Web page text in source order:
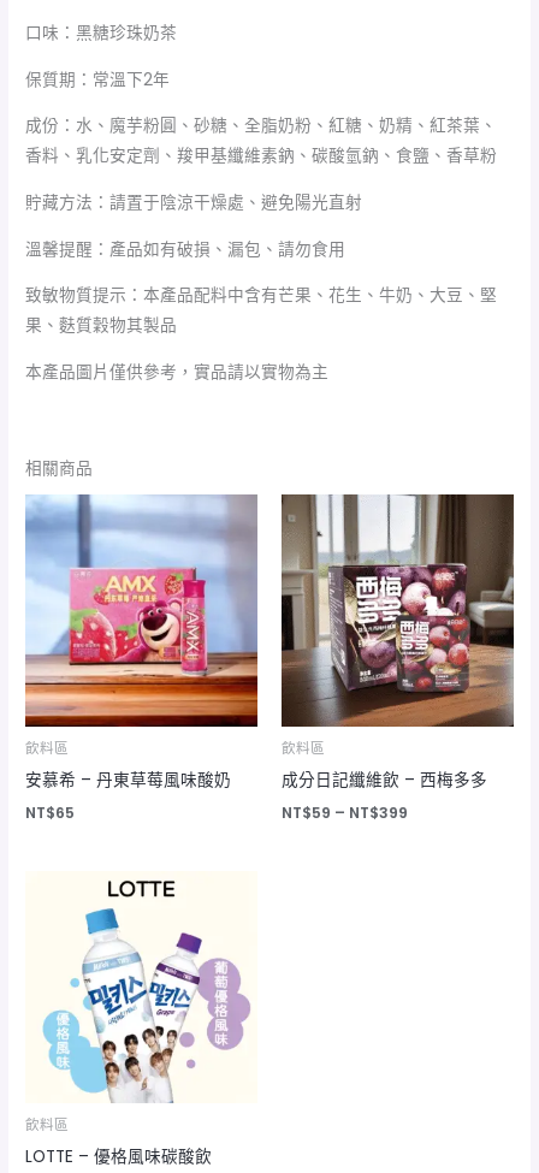
口味：黑糖珍珠奶茶
保質期：常溫下2年
成份：水、魔芋粉圓、砂糖、全脂奶粉、紅糖、奶精、紅茶葉、
香料、乳化安定劑、羧甲基纖維素鈉、碳酸氫鈉、食鹽、香草粉
貯藏方法：請置于陰涼干燥處、避免陽光直射
溫馨提醒：產品如有破損、漏包、請勿食用
致敏物質提示：本產品配料中含有芒果、花生、牛奶、大豆、堅
果、麩質穀物其製品
本產品圖片僅供參考，實品請以實物為主
相關商品
飲料區
安慕希 – 丹東草莓風味酸奶
NT$65
飲料區
成分日記纖維飲 – 西梅多多
NT$59 – NT$399
價
格
範
圍：
NT$59
到
NT$399
飲料區
LOTTE – 優格風味碳酸飲
價
格
圍：
NT$105
到
NT$299